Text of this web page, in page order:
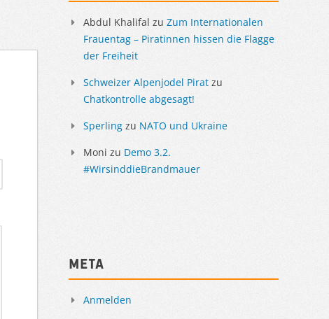
Abdul Khalifal zu Zum Internationalen
Frauentag – Piratinnen hissen die Flagge
der Freiheit
Schweizer Alpenjodel Pirat zu
Chatkontrolle abgesagt!
Sperling zu NATO und Ukraine
Moni zu Demo 3.2.
#WirsinddieBrandmauer
Meta
Anmelden